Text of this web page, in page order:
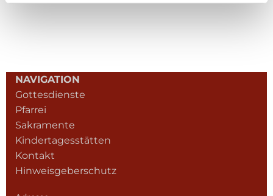
NAVIGATION
Gottesdienste
Pfarrei
Sakramente
Kindertagesstätten
Kontakt
Hinweisgeberschutz